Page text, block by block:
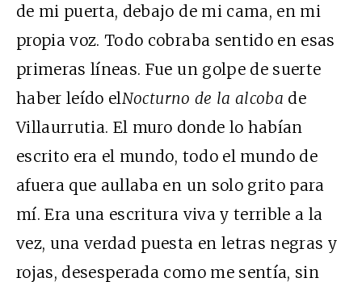
de mi puerta, debajo de mi cama, en mi
propia voz. Todo cobraba sentido en esas
primeras líneas. Fue un golpe de suerte
haber leído elNocturno de la alcoba de
Villaurrutia. El muro donde lo habían
escrito era el mundo, todo el mundo de
afuera que aullaba en un solo grito para
mí. Era una escritura viva y terrible a la
vez, una verdad puesta en letras negras y
rojas, desesperada como me sentía, sin